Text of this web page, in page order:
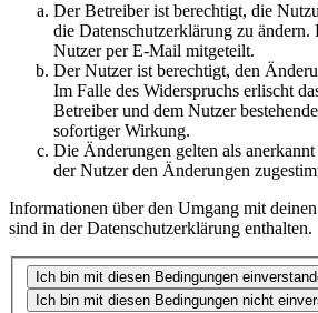
Der Betreiber ist berechtigt, die
die Datenschutzerklärung zu
Nutzer per E-Mail mitgeteilt.
Der Nutzer ist berechtigt, den
Im Falle des Widerspruchs erlischt
Betreiber und dem Nutzer
sofortiger Wirkung.
Die Änderungen gelten als
der Nutzer den Änderungen
Informationen über den Umgang mit
sind in der Datenschutzerklärung enthalten.